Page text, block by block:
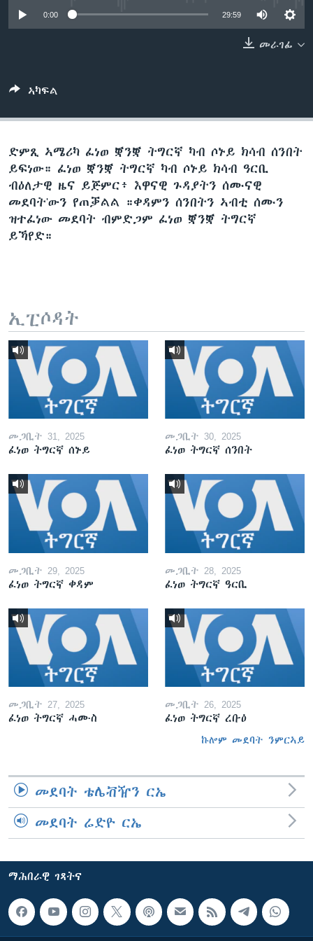
ቂሔ ጽልሚ
ቋንቋታት
0:00 29:59
መራገፊ
ኣካፍል
ድምጺ ኣሜሪካ ፈነወ ቛንቛ ትግርኛ ካብ ሶኑይ ክሳብ ሰንበት
ይፍነው። ፈነወ ቛንቛ ትግርኛ ካብ ሶኑይ ክሳብ ዓርቢ
ብዕለታዊ ዜና ይጅምር፥ እዋናዊ ጉዳያትን ሰሙናዊ
መደባት'ውን የጠቓልል ።ቀዳምን ሰንበትን ኣብቲ ሰሙን
ዝተፈነው መደባት ብምድጋም ፈነወ ቛንቛ ትግርኛ
ይኻየድ።
ኢፒሶዳት
መጋቢት 31, 2025
ፈነወ ትግርኛ ሰኑይ
መጋቢት 30, 2025
ፈነወ ትግርኛ ሰንበት
መጋቢት 29, 2025
ፈነወ ትግርኛ ቀዳም
መጋቢት 28, 2025
ፈነወ ትግርኛ ዓርቢ
መጋቢት 27, 2025
ፈነወ ትግርኛ ሓሙስ
መጋቢት 26, 2025
ፈነወ ትግርኛ ረቡዕ
ኩሎም መደባት ንምርኣይ
መደባት ቴሌቭዥን ርኤ
መደባት ሬድዮ ርኤ
ማሕበራዊ ገጻትና